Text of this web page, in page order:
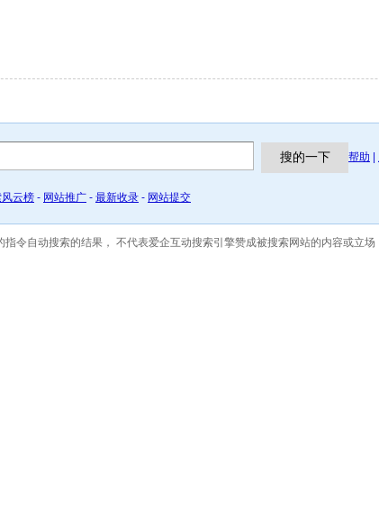
帮助 |
云榜 - 网站推广 - 最新收录 - 网站提交
令自动搜索的结果， 不代表爱企互动搜索引擎赞成被搜索网站的内容或立场